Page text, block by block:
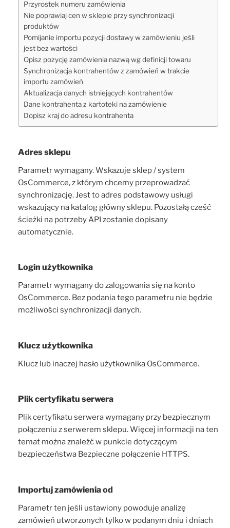
Przyrostek numeru zamówienia
Nie poprawiaj cen w sklepie przy synchronizacji
produktów
Pomijanie importu pozycji dostawy w zamówieniu jeśli
jest bez wartości
Opisz pozycję zamówienia nazwą wg definicji towaru
Synchronizacja kontrahentów z zamówień w trakcie
importu zamówień
Aktualizacja danych istniejących kontrahentów
Dane kontrahenta z kartoteki na zamówienie
Dopisz kraj do adresu kontrahenta
Adres sklepu
Parametr wymagany. Wskazuje sklep / system
OsCommerce, z którym chcemy przeprowadzać
synchronizację. Jest to adres podstawowy usługi
wskazujący na katalog główny sklepu. Pozostałą cześć
ścieżki na potrzeby API zostanie dopisany
automatycznie.
Login użytkownika
Parametr wymagany do zalogowania się na konto
OsCommerce. Bez podania tego parametru nie będzie
możliwości synchronizacji danych.
Klucz użytkownika
Klucz lub inaczej hasło użytkownika OsCommerce.
Plik certyfikatu serwera
Plik certyfikatu serwera wymagany przy bezpiecznym
połączeniu z serwerem sklepu. Więcej informacji na ten
temat można znaleźć w punkcie dotyczącym
bezpieczeństwa Bezpieczne połączenie HTTPS.
Importuj zamówienia od
Parametr ten jeśli ustawiony powoduje analizę
zamówień utworzonych tylko w podanym dniu i dniach